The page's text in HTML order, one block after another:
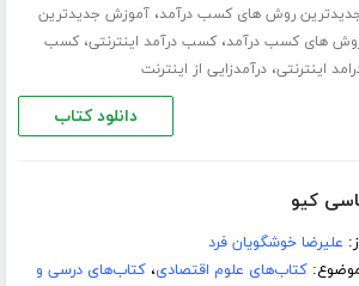
روش های کسب درآمد،آموزش جدیدترین
های کسب درآمد،کسب درآمد اینترنتی،کسب
اینترنتی،درآمدزایی از اینترنت
دانلود کتاب
کیو
علیرضا خوشگویان فرد
کتاب‌های علوم اقتصادی،کتاب‌های درسی و